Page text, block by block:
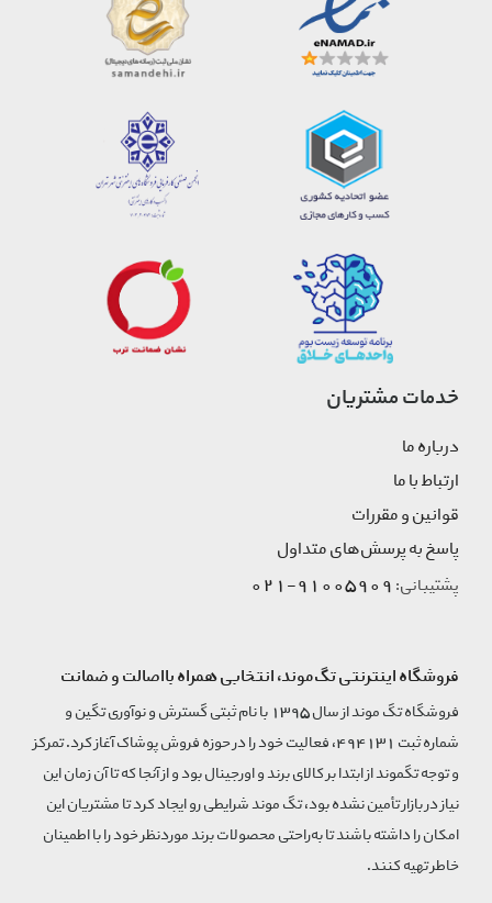
خدمات مشتریان
درباره ما
ارتباط با ما
قوانین و مقررات
پاسخ به پرسش‌های متداول
پشتیبانی: 91005909-021
فروشگاه اینترنتی تگ‌موند، انتخابی همراه بااصالت و ضمانت
فروشگاه تگ موند از سال 1395 با نام ثبتی گسترش و نوآوری تگین و
شماره ثبت 494131، فعالیت خود را در حوزه فروش پوشاک آغاز کرد. تمرکز
و توجه تگموند از ابتدا بر کالای برند و اورجینال بود و از آنجا که تا آن زمان این
نیاز در بازار تأمین نشده بود، تگ موند شرایطی رو ایجاد کرد تا مشتریان این
امکان را داشته باشند تا به‌راحتی محصولات برند مورد‌نظر خود را با اطمینان
خاطر تهیه کنند.